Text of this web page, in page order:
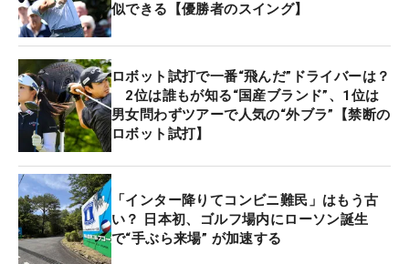
似できる【優勝者のスイング】
ロボット試打で一番“飛んだ”ドライバーは？
2位は誰もが知る“国産ブランド”、1位は
男女問わずツアーで人気の“外ブラ”【禁断の
ロボット試打】
「インター降りてコンビニ難民」はもう古
い？ 日本初、ゴルフ場内にローソン誕生
で“手ぶら来場” が加速する